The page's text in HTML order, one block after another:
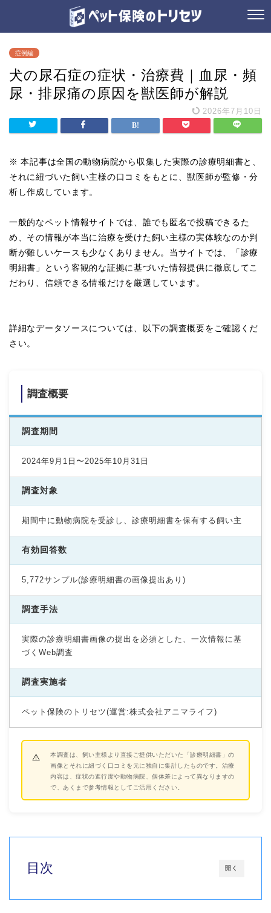
症例編
犬の尿石症の症状・治療費｜血尿・頻
尿・排尿痛の原因を獣医師が解説
2026年7月10日
※ 本記事は全国の動物病院から収集した実際の診療明細書と、
それに紐づいた飼い主様の口コミをもとに、獣医師が監修・分
析し作成しています。
一般的なペット情報サイトでは、誰でも匿名で投稿できるた
め、その情報が本当に治療を受けた飼い主様の実体験なのか判
断が難しいケースも少なくありません。当サイトでは、「診療
明細書」という客観的な証拠に基づいた情報提供に徹底してこ
だわり、信頼できる情報だけを厳選しています。
詳細なデータソースについては、以下の調査概要をご確認くだ
さい。
調査概要
調査期間
2024年9月1日〜2025年10月31日
調査対象
期間中に動物病院を受診し、診療明細書を保有する飼い主
有効回答数
5,772サンプル(診療明細書の画像提出あり)
調査手法
実際の診療明細書画像の提出を必須とした、一次情報に基
づくWeb調査
調査実施者
ペット保険のトリセツ(運営:株式会社アニマライフ)
本調査は、飼い主様より直接ご提供いただいた「診療明細書」の
画像とそれに紐づく口コミを元に独自に集計したものです。治療
内容は、症状の進行度や動物病院、個体差によって異なりますの
で、あくまで参考情報としてご活用ください。
開く
目次